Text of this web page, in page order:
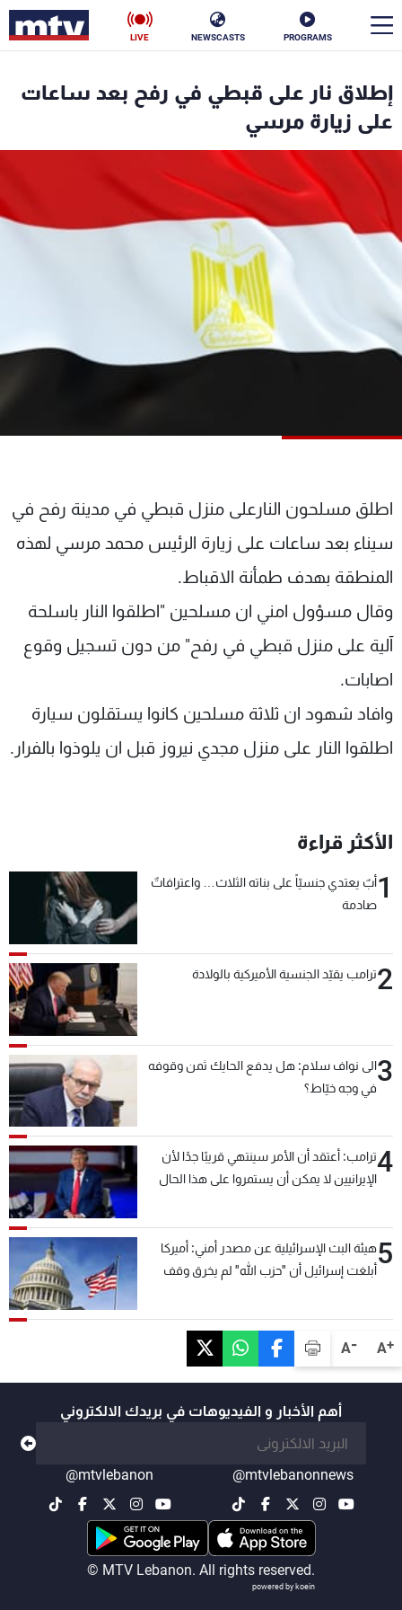
PROGRAMS
NEWSCASTS
LIVE
A+
A-
إطلاق نار على قبطي في رفح بعد ساعات
على زيارة مرسي
اطلق مسلحون النارعلى منزل قبطي في مدينة رفح في
سيناء بعد ساعات على زيارة الرئيس محمد مرسي لهذه
المنطقة بهدف طمأنة الاقباط.
وقال مسؤول امني ان مسلحين "اطلقوا النار باسلحة
آلية على منزل قبطي في رفح" من دون تسجيل وقوع
اصابات.
وافاد شهود ان ثلاثة مسلحين كانوا يستقلون سيارة
اطلقوا النار على منزل مجدي نيروز قبل ان يلوذوا بالفرار.
الأكثر قراءة
1أبٌ يعتدي جنسيّاً على بناته الثلاث… واعترافاتٌ
صادمة
2ترامب يقيّد الجنسية الأميركية بالولادة
3الى نواف سلام: هل يدفع الحايك ثمن وقوفه
في وجه خيّاط؟
4ترامب: أعتقد أن الأمر سينتهي قريبًا جدًا لأن
الإيرانيين لا يمكن أن يستمروا على هذا الحال
5هيئة البث الإسرائيلية عن مصدر أمني: أميركا
أبلغت إسرائيل أن "حزب الله" لم يخرق وقف
أهم الأخبار و الفيديوهات في بريدك الالكتروني
@mtvlebanonnews
@mtvlebanon
© MTV Lebanon. All rights reserved.
powered by koein
الأخبار
سياسة
منوعات رياضة
عن MTV
الإنـتـاج
لاعلاناتكم
وظائف
تواصل معنا
شروط الإسـتخدام